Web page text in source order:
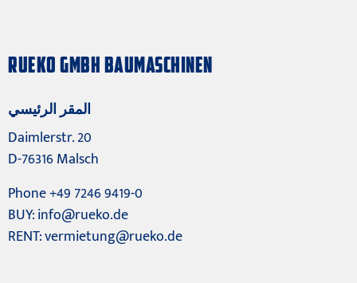
RUEKO GMBH BAUMASCHINEN
المقر الرئيسي
Daimlerstr. 20
D-76316 Malsch
Phone +49 7246 9419-0
BUY:info@rueko.de
RENT:vermietung@rueko.de